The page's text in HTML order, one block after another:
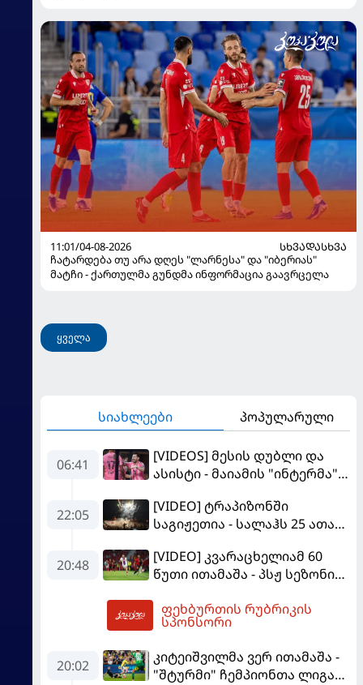
11:01/04-08-2026
ᲡᲮᲕᲐᲓᲐᲡᲮᲕᲐ
ჩატარდება თუ არა დღეს "ლარნესა" და "იბერიას"
მატჩი - ქართულმა გუნდმა ინფორმაცია გაავრცელა
ყველა
სიახლეები პოპულარული
06:41
[VIDEOS] მესის დუბლი და
ასისტი - მაიამის "ინტერმა"
22:05
[VIDEO] ტრაპიზონში
საგიჟეთია - სალაჰს 25 ათასი
20:48
[VIDEO] კვარაცხელიამ 60
წუთი ითამაშა - პსჟ სეზონის
"მალიორკასთან"
დამარცხდა
ფეხბურთის რუბრიკის
სპონსორი
20:02
კიტეიშვილმა ვერ ითამაშა -
"შტურმი" ჩემპიონთა ლიგაზე